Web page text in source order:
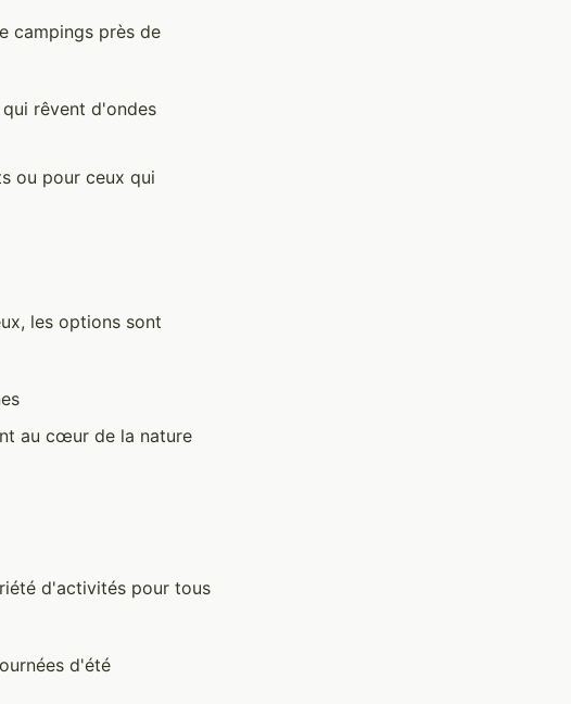
campings près de
rêvent d'ondes
ou pour ceux qui
les options sont
au cœur de la nature
d'activités pour tous
d'été